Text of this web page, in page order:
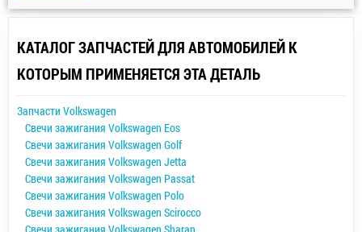
КАТАЛОГ ЗАПЧАСТЕЙ ДЛЯ АВТОМОБИЛЕЙ К
КОТОРЫМ ПРИМЕНЯЕТСЯ ЭТА ДЕТАЛЬ
Запчасти Volkswagen
Свечи зажигания Volkswagen Eos
Свечи зажигания Volkswagen Golf
Свечи зажигания Volkswagen Jetta
Свечи зажигания Volkswagen Passat
Свечи зажигания Volkswagen Polo
Свечи зажигания Volkswagen Scirocco